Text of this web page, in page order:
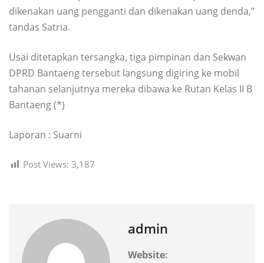
dikenakan uang pengganti dan dikenakan uang denda,”
tandas Satria.
Usai ditetapkan tersangka, tiga pimpinan dan Sekwan
DPRD Bantaeng tersebut langsung digiring ke mobil
tahanan selanjutnya mereka dibawa ke Rutan Kelas II B
Bantaeng (*)
Laporan : Suarni
Post Views: 3,187
admin
Website: